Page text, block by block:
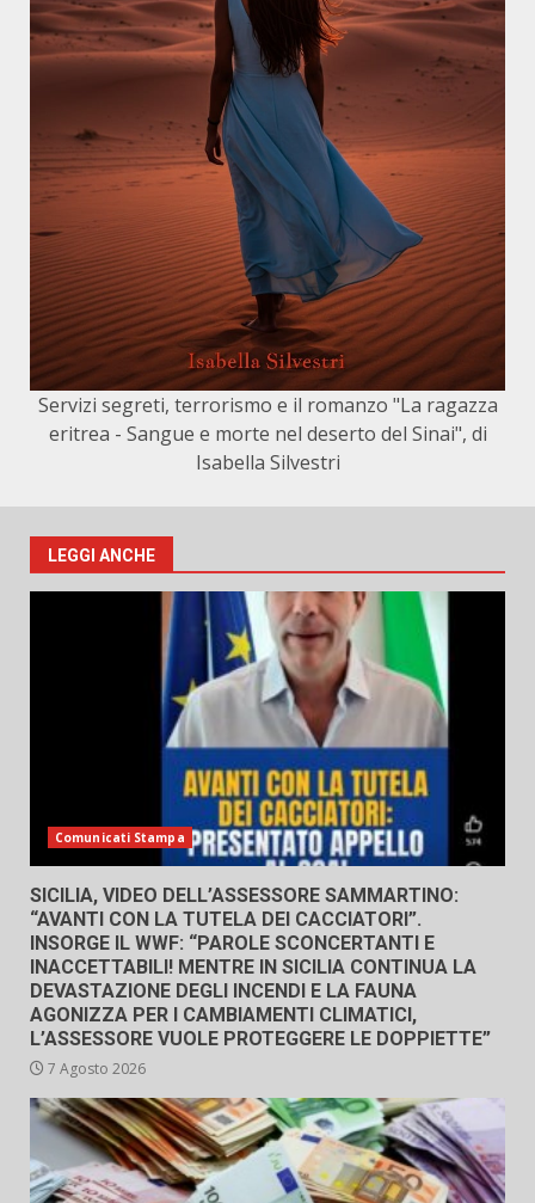
Servizi segreti, terrorismo e il romanzo "La ragazza
eritrea - Sangue e morte nel deserto del Sinai", di
Isabella Silvestri
LEGGI ANCHE
Comunicati Stampa
SICILIA, VIDEO DELL’ASSESSORE SAMMARTINO:
“AVANTI CON LA TUTELA DEI CACCIATORI”.
INSORGE IL WWF: “PAROLE SCONCERTANTI E
INACCETTABILI! MENTRE IN SICILIA CONTINUA LA
DEVASTAZIONE DEGLI INCENDI E LA FAUNA
AGONIZZA PER I CAMBIAMENTI CLIMATICI,
L’ASSESSORE VUOLE PROTEGGERE LE DOPPIETTE”
7 Agosto 2026